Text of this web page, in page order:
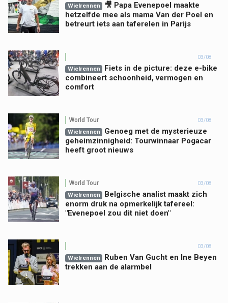
Wielrennen
🎥 Papa Evenepoel maakte
hetzelfde mee als mama Van der Poel en
betreurt iets aan taferelen in Parijs
03/08
Wielrennen
Fiets in de picture: deze e-bike
combineert schoonheid, vermogen en
comfort
World Tour 03/08
Wielrennen
Genoeg met de mysterieuze
geheimzinnigheid: Tourwinnaar Pogacar
heeft groot nieuws
World Tour 03/08
Wielrennen
Belgische analist maakt zich
enorm druk na opmerkelijk tafereel:
"Evenepoel zou dit niet doen"
03/08
Wielrennen
Ruben Van Gucht en Ine Beyen
trekken aan de alarmbel